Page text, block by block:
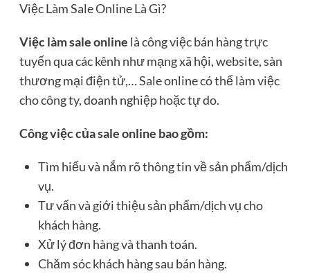
Việc Làm Sale Online Là Gì?
Việc làm sale online là công việc bán hàng trực
tuyến qua các kênh như mạng xã hội, website, sàn
thương mại điện tử,… Sale online có thể làm việc
cho công ty, doanh nghiệp hoặc tự do.
Công việc của sale online bao gồm:
Tìm hiểu và nắm rõ thông tin về sản phẩm/dịch
vụ.
Tư vấn và giới thiệu sản phẩm/dịch vụ cho
khách hàng.
Xử lý đơn hàng và thanh toán.
Chăm sóc khách hàng sau bán hàng.